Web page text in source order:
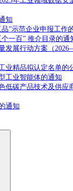
知
”示范企业申报工作
一百” 推介目录的通
发展行动方案（
业精品拟认定名单的
工业智能体的通知
低碳产品技术及供应
通知